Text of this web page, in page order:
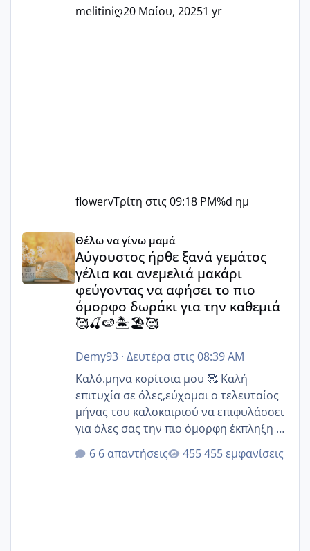
melitiniღ20 Μαίου, 20251 yr
flowervΤρίτη στις 09:18 PM%d ημ
Αύγουστος ήρθε ξανά γεμάτος γέλια και ανεμελιά
Θέλω να γίνω μαμά
Αύγουστος ήρθε ξανά γεμάτος
γέλια και ανεμελιά μακάρι
φεύγοντας να αφήσει το πιο
όμορφο δωράκι για την καθεμιά
🥰🍒🍉🏝️🏖️🥰
Demy93· Δευτέρα στις 08:39 AM
Καλό.μηνα κορίτσια μου 🥰 Καλή
επιτυχία σε όλες,εύχομαι ο τελευταίος
μήνας του καλοκαιριού να επιφυλάσσει
για όλες σας την πιο όμορφη έκπληξη 🧿
@Elk @Melikara86 @Παρασκευαιδου
@Zenia z @melitiniღ @Christi.D.
6 απαντήσεις 455 εμφανίσεις